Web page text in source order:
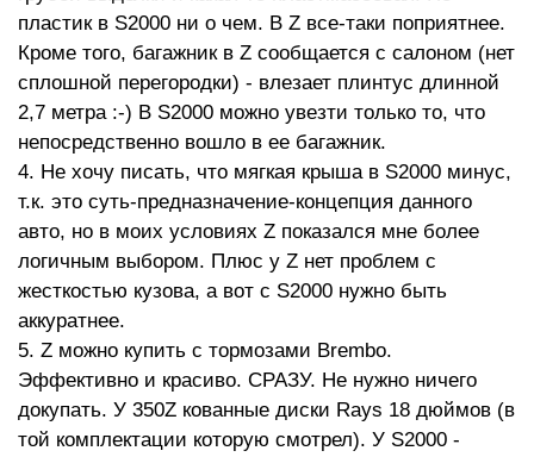
пластик в S2000 ни о чем. В Z все-таки поприятнее.
Кроме того, багажник в Z сообщается с салоном (нет
сплошной перегородки) - влезает плинтус длинной
2,7 метра :-) В S2000 можно увезти только то, что
непосредственно вошло в ее багажник.
4. Не хочу писать, что мягкая крыша в S2000 минус,
т.к. это суть-предназначение-концепция данного
авто, но в моих условиях Z показался мне более
логичным выбором. Плюс у Z нет проблем с
жесткостью кузова, а вот с S2000 нужно быть
аккуратнее.
5. Z можно купить с тормозами Brembo.
Эффективно и красиво. СРАЗУ. Не нужно ничего
докупать. У 350Z кованные диски Rays 18 дюймов (в
той комплектации которую смотрел). У S2000 -